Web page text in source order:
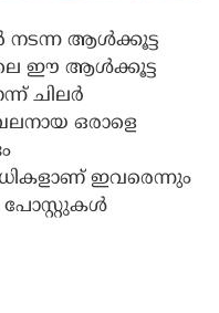
നടന്ന ആള്‍ക്കൂട്ട
ഈ ആള്‍ക്കൂട്ട
ചിലര്‍
ഒരാളെ
ഇവരെന്നും
പോസ്റ്റുകള്‍